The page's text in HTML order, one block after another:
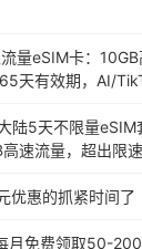
量eSIM卡：
天有效期，AI/
陆5天不限量eSIM
速流量，超出限
优惠的抓紧时间了
月免费领取50-